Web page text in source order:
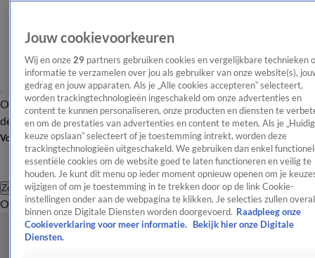
OverzichtAfleveringen Entertainment TV Algemeen
Tip
de redactieNieuwsbrief
Volg Shownieuws
Zoeken
OverzichtEntertainmentSpraakmakendRealityCrimeVideo's
Jouw cookievoorkeuren
Wij en onze 29 partners gebruiken cookies en vergelijkbare technieken
informatie te verzamelen over jou als gebruiker van onze website(s),
gedrag en jouw apparaten. Als je „Alle cookies accepteren” selecteert,
worden trackingtechnologieën ingeschakeld om onze advertenties en
content te kunnen personaliseren, onze producten en diensten te
en om de prestaties van advertenties en content te meten. Als je
keuze opslaan” selecteert of je toestemming intrekt, worden deze
trackingtechnologieën uitgeschakeld. We gebruiken dan enkel
essentiële cookies om de website goed te laten functioneren en veilig te
houden. Je kunt dit menu op ieder moment opnieuw openen om je
wijzigen of om je toestemming in te trekken door op de link Cookie-
instellingen onder aan de webpagina te klikken. Je selecties zullen overal
binnen onze Digitale Diensten worden doorgevoerd. Raadpleeg onze
Cookieverklaring voor meer informatie.
Bekijk hier onze Digitale
Diensten.